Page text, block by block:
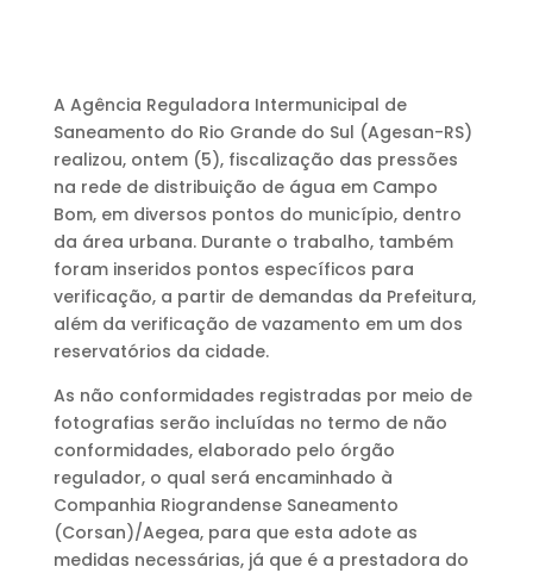
A Agência Reguladora Intermunicipal de
Saneamento do Rio Grande do Sul (Agesan-RS)
realizou, ontem (5), fiscalização das pressões
na rede de distribuição de água em Campo
Bom, em diversos pontos do município, dentro
da área urbana. Durante o trabalho, também
foram inseridos pontos específicos para
verificação, a partir de demandas da Prefeitura,
além da verificação de vazamento em um dos
reservatórios da cidade.
As não conformidades registradas por meio de
fotografias serão incluídas no termo de não
conformidades, elaborado pelo órgão
regulador, o qual será encaminhado à
Companhia Riograndense Saneamento
(Corsan)/Aegea, para que esta adote as
medidas necessárias, já que é a prestadora do